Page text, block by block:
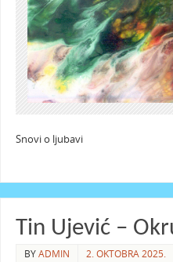
Snovi o
Tin Ujević –
BYADMIN 2. OKTOBRA 2025.